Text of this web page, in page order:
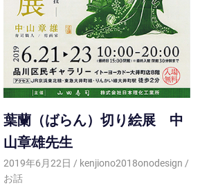
葉蘭（ばらん）切り絵展 中
山章雄先生
2019年6月22日
kenjiono2018onodesign
お話